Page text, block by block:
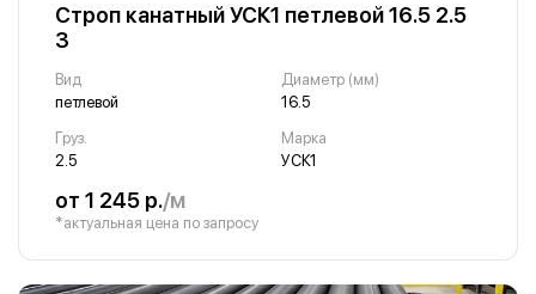
Строп канатный УСК1 петлевой 16.5 2.5
3
Вид
петлевой
Диаметр (мм)
16.5
Груз.
2.5
Марка
УСК1
от 1 245 р./м
*актуальная цена по запросу